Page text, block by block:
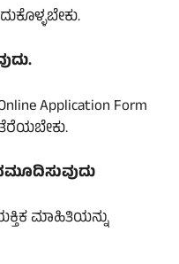
Application Form
ಮಾಹಿತಿಯನ್ನು